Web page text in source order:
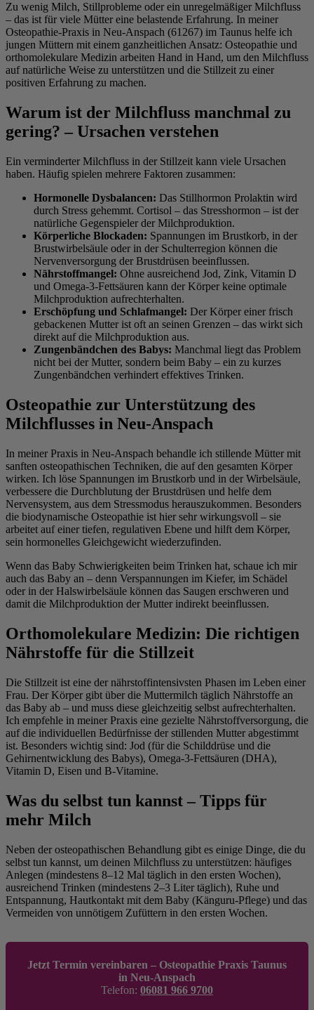
Zu wenig Milch, Stillprobleme oder ein unregelmäßiger Milchfluss
– das ist für viele Mütter eine belastende Erfahrung. In meiner
Osteopathie-Praxis in Neu-Anspach (61267) im Taunus helfe ich
jungen Müttern mit einem ganzheitlichen Ansatz: Osteopathie und
orthomolekulare Medizin arbeiten Hand in Hand, um den Milchfluss
auf natürliche Weise zu unterstützen und die Stillzeit zu einer
positiven Erfahrung zu machen.
Warum ist der Milchfluss manchmal zu
gering? – Ursachen verstehen
Ein verminderter Milchfluss in der Stillzeit kann viele Ursachen
haben. Häufig spielen mehrere Faktoren zusammen:
Hormonelle Dysbalancen: Das Stillhormon Prolaktin wird
durch Stress gehemmt. Cortisol – das Stresshormon – ist der
natürliche Gegenspieler der Milchproduktion.
Körperliche Blockaden: Spannungen im Brustkorb, in der
Brustwirbelsäule oder in der Schulterregion können die
Nervenversorgung der Brustdrüsen beeinflussen.
Nährstoffmangel: Ohne ausreichend Jod, Zink, Vitamin D
und Omega-3-Fettsäuren kann der Körper keine optimale
Milchproduktion aufrechterhalten.
Erschöpfung und Schlafmangel: Der Körper einer frisch
gebackenen Mutter ist oft an seinen Grenzen – das wirkt sich
direkt auf die Milchproduktion aus.
Zungenbändchen des Babys: Manchmal liegt das Problem
nicht bei der Mutter, sondern beim Baby – ein zu kurzes
Zungenbändchen verhindert effektives Trinken.
Osteopathie zur Unterstützung des
Milchflusses in Neu-Anspach
In meiner Praxis in Neu-Anspach behandle ich stillende Mütter mit
sanften osteopathischen Techniken, die auf den gesamten Körper
wirken. Ich löse Spannungen im Brustkorb und in der Wirbelsäule,
verbessere die Durchblutung der Brustdrüsen und helfe dem
Nervensystem, aus dem Stressmodus herauszukommen. Besonders
die biodynamische Osteopathie ist hier sehr wirkungsvoll – sie
arbeitet auf einer tiefen, regulativen Ebene und hilft dem Körper,
sein hormonelles Gleichgewicht wiederzufinden.
Wenn das Baby Schwierigkeiten beim Trinken hat, schaue ich mir
auch das Baby an – denn Verspannungen im Kiefer, im Schädel
oder in der Halswirbelsäule können das Saugen erschweren und
damit die Milchproduktion der Mutter indirekt beeinflussen.
Orthomolekulare Medizin: Die richtigen
Nährstoffe für die Stillzeit
Die Stillzeit ist eine der nährstoffintensivsten Phasen im Leben einer
Frau. Der Körper gibt über die Muttermilch täglich Nährstoffe an
das Baby ab – und muss diese gleichzeitig selbst aufrechterhalten.
Ich empfehle in meiner Praxis eine gezielte Nährstoffversorgung, die
auf die individuellen Bedürfnisse der stillenden Mutter abgestimmt
ist. Besonders wichtig sind: Jod (für die Schilddrüse und die
Gehirnentwicklung des Babys), Omega-3-Fettsäuren (DHA),
Vitamin D, Eisen und B-Vitamine.
Was du selbst tun kannst – Tipps für
mehr Milch
Neben der osteopathischen Behandlung gibt es einige Dinge, die du
selbst tun kannst, um deinen Milchfluss zu unterstützen: häufiges
Anlegen (mindestens 8–12 Mal täglich in den ersten Wochen),
ausreichend Trinken (mindestens 2–3 Liter täglich), Ruhe und
Entspannung, Hautkontakt mit dem Baby (Känguru-Pflege) und das
Vermeiden von unnötigem Zufüttern in den ersten Wochen.
Jetzt Termin vereinbaren – Osteopathie Praxis Taunus
in Neu-Anspach
Telefon: 06081 966 9700